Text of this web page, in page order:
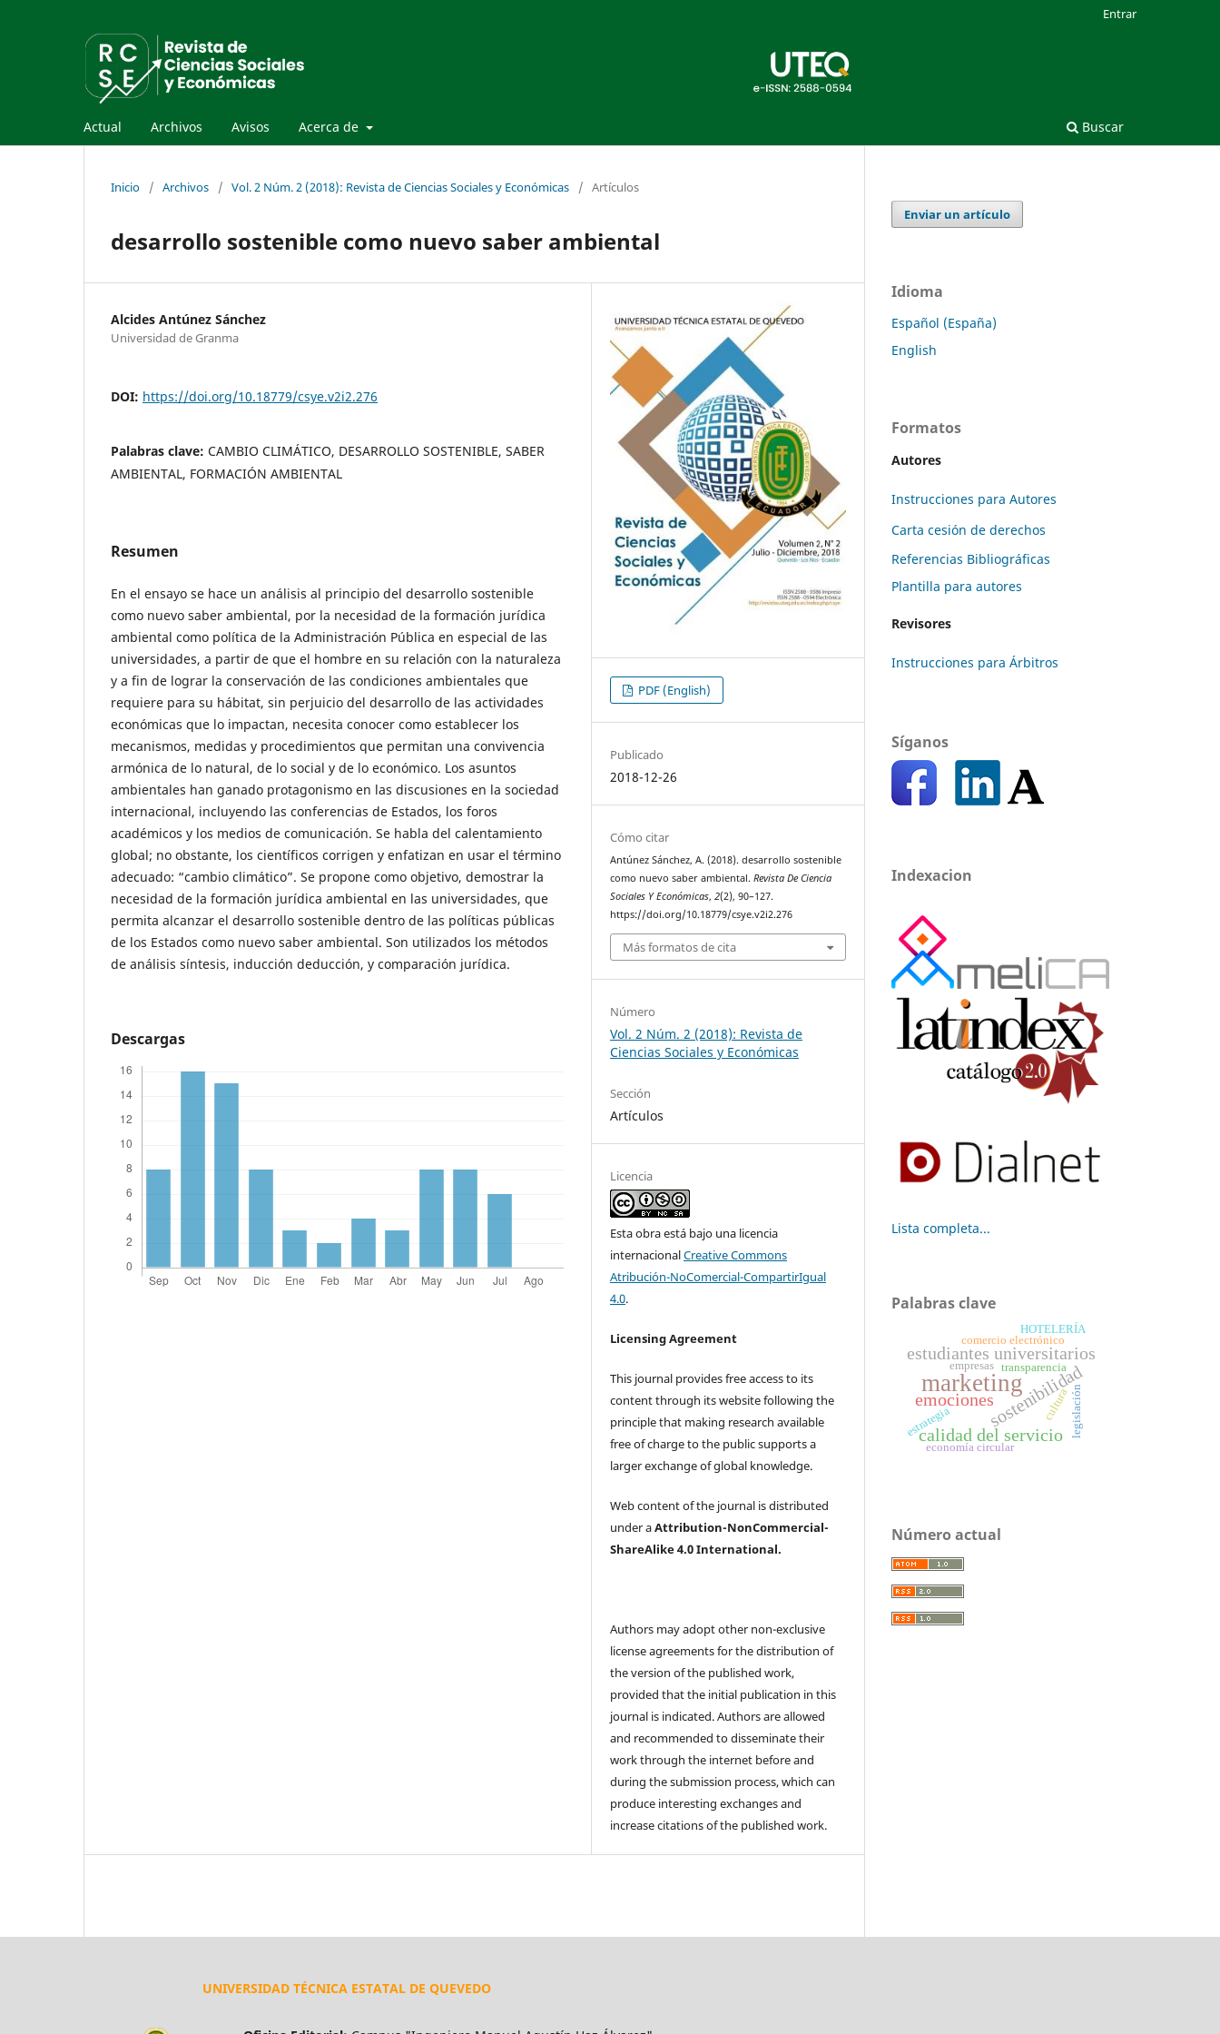
Actual Archivos Avisos Acerca de Buscar
Entrar
Inicio / Archivos / Vol. 2 Núm. 2 (2018): Revista de Ciencias Sociales y Económicas / Artículos
desarrollo sostenible como nuevo saber ambiental
Alcides Antúnez Sánchez
Universidad de Granma
DOI: https://doi.org/10.18779/csye.v2i2.276
Palabras clave: CAMBIO CLIMÁTICO, DESARROLLO SOSTENIBLE, SABER
AMBIENTAL, FORMACIÓN AMBIENTAL
Resumen
En el ensayo se hace un análisis al principio del desarrollo sostenible
como nuevo saber ambiental, por la necesidad de la formación jurídica
ambiental como política de la Administración Pública en especial de las
universidades, a partir de que el hombre en su relación con la naturaleza
y a fin de lograr la conservación de las condiciones ambientales que
requiere para su hábitat, sin perjuicio del desarrollo de las actividades
económicas que lo impactan, necesita conocer como establecer los
mecanismos, medidas y procedimientos que permitan una convivencia
armónica de lo natural, de lo social y de lo económico. Los asuntos
ambientales han ganado protagonismo en las discusiones en la sociedad
internacional, incluyendo las conferencias de Estados, los foros
académicos y los medios de comunicación. Se habla del calentamiento
global; no obstante, los científicos corrigen y enfatizan en usar el término
adecuado: “cambio climático”. Se propone como objetivo, demostrar la
necesidad de la formación jurídica ambiental en las universidades, que
permita alcanzar el desarrollo sostenible dentro de las políticas públicas
de los Estados como nuevo saber ambiental. Son utilizados los métodos
de análisis síntesis, inducción deducción, y comparación jurídica.
Descargas
PDF (English)
Publicado
2018-12-26
Cómo citar
Antúnez Sánchez, A. (2018). desarrollo sostenible
como nuevo saber ambiental.Revista De Ciencia
Sociales Y Económicas,2(2), 90–127.
https://doi.org/10.18779/csye.v2i2.276
Más formatos de cita
Número
Vol. 2 Núm. 2 (2018): Revista de
Ciencias Sociales y Económicas
Sección
Artículos
Licencia
Esta obra está bajo una licencia
internacionalCreative Commons
Atribución-NoComercial-CompartirIgual
4.0.
Licensing Agreement
This journal provides free access to its
content through its website following the
principle that making research available
free of charge to the public supports a
larger exchange of global knowledge.
Web content of the journal is distributed
under aAttribution-NonCommercial-
ShareAlike 4.0 International.
Authors may adopt other non-exclusive
license agreements for the distribution of
the version of the published work,
provided that the initial publication in this
journal is indicated. Authors are allowed
and recommended to disseminate their
work through the internet before and
during the submission process, which can
produce interesting exchanges and
increase citations of the published work.
Enviar un artículo
Idioma
Español (España)
English
Formatos
Autores
Instrucciones para Autores
Carta cesión de derechos
Referencias Bibliográficas
Plantilla para autores
Revisores
Instrucciones para Árbitros
Síganos
Indexacion
Lista completa...
Palabras clave
marketing
emocionessostenibilidad
calidad del servicio
estudiantes universitarios
cultura
economía circular
estrategia
transparencia
comercio electrónico
legislación
HOTELERÍA
empresas
Número actual
UNIVERSIDAD TÉCNICA ESTATAL DE QUEVEDO